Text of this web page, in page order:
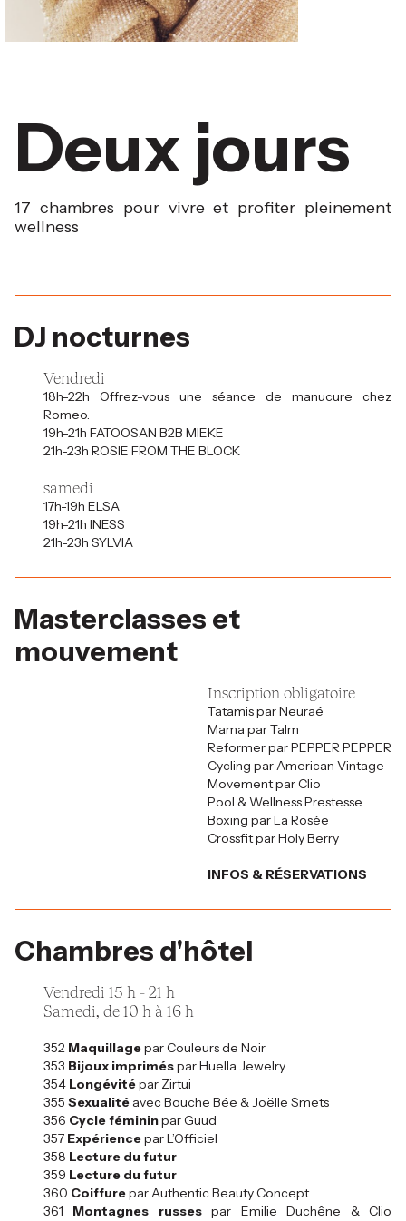
Deux jours
17 chambres pour vivre et profiter pleinement
wellness
DJ nocturnes
Vendredi
18h-22h Offrez-vous une séance de manucure chez
Romeo.
19h-21h FATOOSAN B2B MIEKE
21h-23h ROSIE FROM THE BLOCK
samedi
17h-19h ELSA
19h-21h INESS
21h-23h SYLVIA
Masterclasses et
mouvement
Inscription obligatoire
Tatamis par Neuraé
Mama par Talm
Reformer par PEPPER PEPPER
Cycling par American Vintage
Movement par Clio
Pool & Wellness Prestesse
Boxing par La Rosée
Crossfit par Holy Berry
INFOS & RÉSERVATIONS
Chambres d'hôtel
Vendredi 15 h - 21 h
Samedi, de 10 h à 16 h
352 Maquillagepar Couleurs de Noir
353 Bijoux impriméspar Huella Jewelry
354 Longévitépar Zirtui
355 Sexualité avec Bouche Bée & Joëlle Smets
356 Cycle fémininpar Guud
357 Expériencepar L’Officiel
358 Lecture du futur
359 Lecture du futur
360 Coiffurepar Authentic Beauty Concept
361 Montagnes russespar Emilie Duchêne & Clio